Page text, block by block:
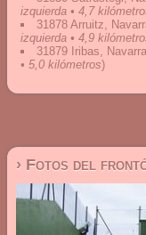
izquierda • 4,7
31878 Arruitz,
izquierda • 4,9
31879 Iribas,
• 5,0 kilómetros)
› Fotos del